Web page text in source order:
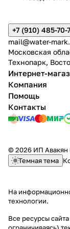
+7 (910) 485-70-
mail@water-
Московская
Технопарк,
Интернет-
Компания
Помощь
Контакты
© 2026 ИП Авакян
Темная тема
На
технологии.
Все ресурсы